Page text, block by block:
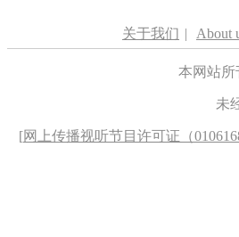
关于我们 | About
本网站所
未
[网上传播视听节目许可证（